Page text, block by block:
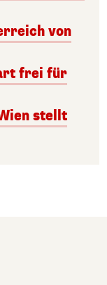
von
frei für
stellt